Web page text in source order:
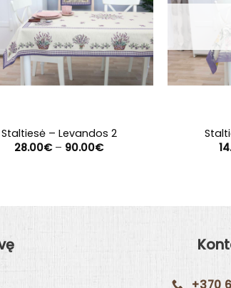
Staltiesė – Levandos 2
28.00€ – 90.00€Price
+370